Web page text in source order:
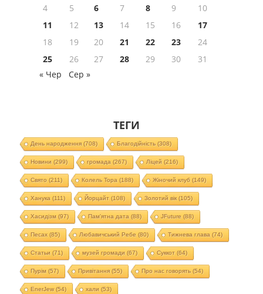
4
5 6 7 8 9
10
11
12 13 14 15 16
17
18
19 20 21 22 23
24
25
26 27 28 29 30
31
« Чер
Сер »
ТЕГИ
День народження(708) Благодійність (308)
Новини (299) громада (267) Ліцей (216)
Свято (211) Колель Тора (188) Жіночий клуб (149)
Ханука (111) Йорцайт (108) Золотий вік(105)
Хасидізм (97) Пам'ятна дата (88) JFuture (88)
Песах(85) Любавичський Ребе (80) Тижнева глава (74)
Статьи (71) музей громади (67) Суккот (64)
Пурім (57) Привітання(55) Про нас говорять (54)
EnerJew(54) хали (53)